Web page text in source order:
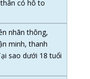
có hô to
nhãn thông,
minh, thanh
sao dưới 18 tuổi